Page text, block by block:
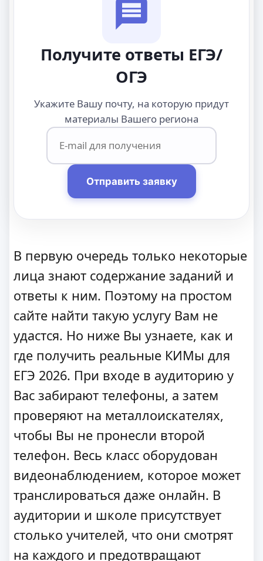
Получите ответы ЕГЭ/
ОГЭ
Укажите Вашу почту, на которую придут
материалы Вашего региона
Отправить заявку
В первую очередь только некоторые
лица знают содержание заданий и
ответы к ним. Поэтому на простом
сайте найти такую услугу Вам не
удастся. Но ниже Вы узнаете, как и
где получить реальные КИМы для
ЕГЭ 2026. При входе в аудиторию у
Вас забирают телефоны, а затем
проверяют на металлоискателях,
чтобы Вы не пронесли второй
телефон. Весь класс оборудован
видеонаблюдением, которое может
транслироваться даже онлайн. В
аудитории и школе присутствует
столько учителей, что они смотрят
на каждого и предотвращают